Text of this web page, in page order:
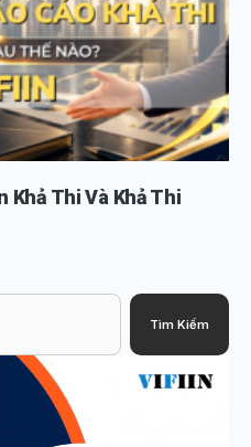
Khả Thi Và Khả Thi
Tìm Kiếm